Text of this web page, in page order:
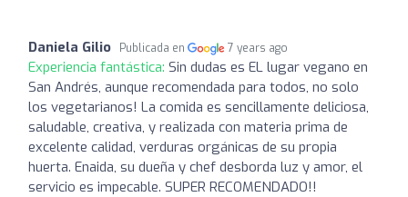
Daniela Gilio Publicada en 7 years ago
Experiencia fantástica: Sin dudas es EL lugar vegano en
San Andrés, aunque recomendada para todos, no solo
los vegetarianos! La comida es sencillamente deliciosa,
saludable, creativa, y realizada con materia prima de
excelente calidad, verduras orgánicas de su propia
huerta. Enaida, su dueña y chef desborda luz y amor, el
servicio es impecable. SUPER RECOMENDADO!!